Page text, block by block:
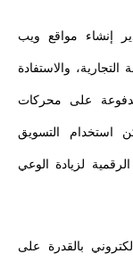
إنشاء مواقع ويب
والاستفادة
على محركات
استخدام التسويق
لزيادة الوعي
بالقدرة على